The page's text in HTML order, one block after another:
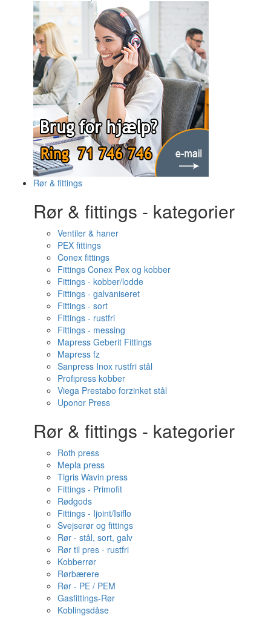
Rør & fittings
Rør & fittings - kategorier
Ventiler & haner
PEX fittings
Conex fittings
Fittings Conex Pex og kobber
Fittings - kobber/lodde
Fittings - galvaniseret
Fittings - sort
Fittings - rustfri
Fittings - messing
Mapress Geberit Fittings
Mapress fz
Sanpress Inox rustfri stål
Profipress kobber
Viega Prestabo forzinket stål
Uponor Press
Rør & fittings - kategorier
Roth press
Mepla press
Tigris Wavin press
Fittings - Primofit
Rødgods
Fittings - Ijoint/Isiflo
Svejserør og fittings
Rør - stål, sort, galv
Rør til pres - rustfri
Kobberrør
Rørbærere
Rør - PE / PEM
Gasfittings-Rør
Koblingsdåse